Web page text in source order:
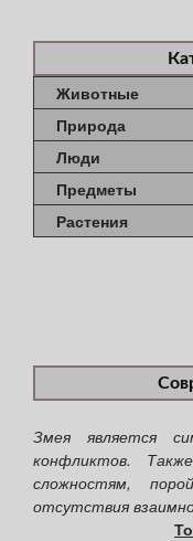
Животные
Природа
Люди
Предметы
Растения
Змея является
конфликтов.
сложностям,
отсутствия